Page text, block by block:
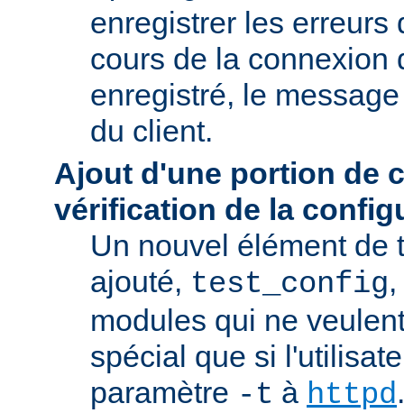
enregistrer les erreurs
cours de la connexion
enregistré, le
du client.
Ajout d'une portion de
vérification de la
Un nouvel élément de
ajouté, test_config
modules qui ne
spécial que si
paramètre -t à httpd.